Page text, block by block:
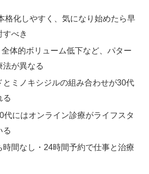
格化しやすく、気になり始めたら早
すべき
体的ボリューム低下など、パター
法が異なる
とミノキシジルの組み合わせが30代
る
代にはオンライン診療がライフスタ
る
時間なし・24時間予約で仕事と治療